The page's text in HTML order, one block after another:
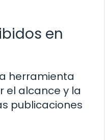
en
herramienta
el alcance y la
publicaciones